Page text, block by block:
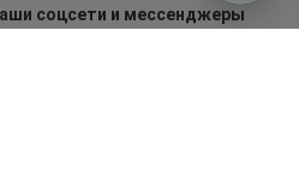
соцсети и мессенджеры